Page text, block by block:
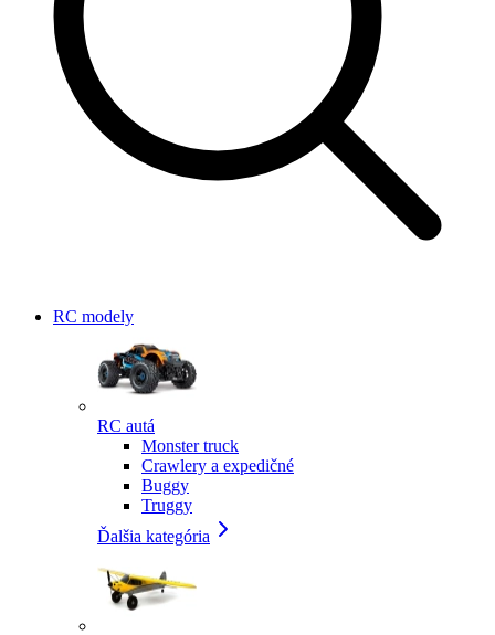
RC modely
RC autá
Monster truck
Crawlery a expedičné
Buggy
Truggy
Ďalšia kategória